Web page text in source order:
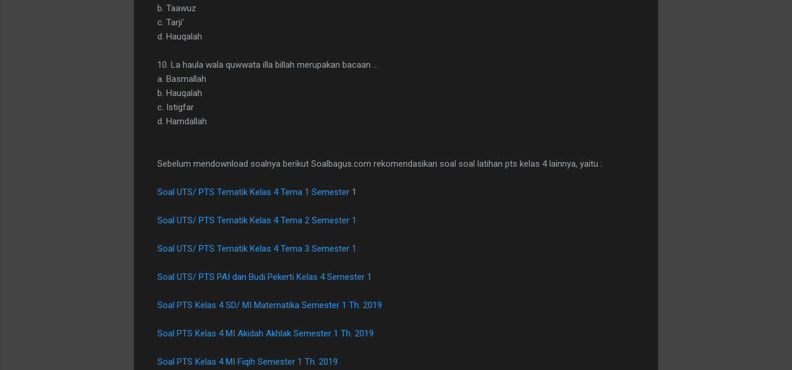
b. Taawuz
c. Tarji'
d. Hauqalah
10. La haula wala quwwata illa billah merupakan bacaan ...
a. Basmallah
b. Hauqalah
c. Istigfar
d. Hamdallah
Sebelum mendownload soalnya berikut Soalbagus.com rekomendasikan soal soal latihan pts kelas 4 lainnya, yaitu :
Soal UTS/ PTS Tematik Kelas 4 Tema 1 Semester 1
Soal UTS/ PTS Tematik Kelas 4 Tema 2 Semester 1
Soal UTS/ PTS Tematik Kelas 4 Tema 3 Semester 1
Soal UTS/ PTS PAI dan Budi Pekerti Kelas 4 Semester 1
Soal PTS Kelas 4 SD/ MI Matematika Semester 1 Th. 2019
Soal PTS Kelas 4 MI Akidah Akhlak Semester 1 Th. 2019
Soal PTS Kelas 4 MI Fiqih Semester 1 Th. 2019